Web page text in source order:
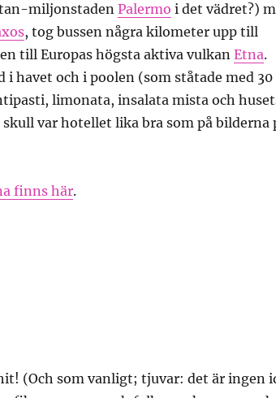
miljonstadenPalermo i det vädret?)
, tog bussen några kilometer upp till
till Europas högsta aktiva vulkanEtna.
i havet och i poolen (som ståtade med 30
limonata, insalata mista och
var hotellet lika bra som på bilderna
finns här.
(Och som vanligt; tjuvar: det är ingen